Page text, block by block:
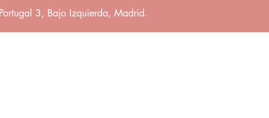
3, Bajo Izquierda, Madrid.